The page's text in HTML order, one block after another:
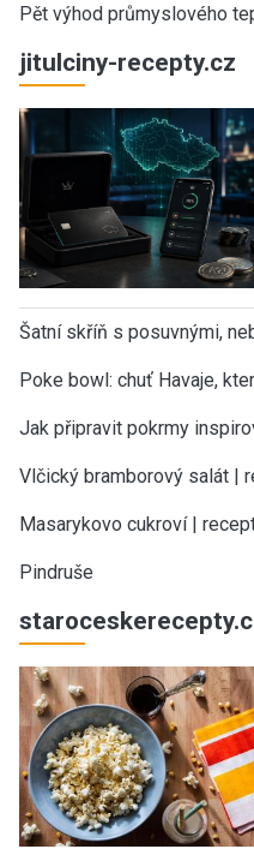
Pět výhod průmyslového
jitulciny-recepty.cz
Šatní skříň s posuvnými,
Poke bowl: chuť Havaje,
Jak připravit pokrmy
Vlčický bramborový salát |
Masarykovo cukroví |
Pindruše